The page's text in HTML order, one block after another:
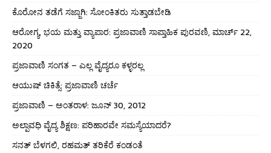
ಕೊರೋನ ತಡೆಗೆ ಸಜ್ಜಾಗಿ: ಸೋಂಕಿತರು ಸುತ್ತಾಡಬೇಡಿ
ಆರೋಗ್ಯ, ಭಯ ಮತ್ತು ವ್ಯಾಪಾರ: ಪ್ರಜಾವಾಣಿ ಸಾಪ್ತಾಹಿಕ ಪುರವಣಿ, ಮಾರ್ಚ್ 22,
2020
ಪ್ರಜಾವಾಣಿ ಸಂಗತ – ಎಲ್ಲ ವೈದ್ಯರೂ ಕಳ್ಳರಲ್ಲ
ಆಯುಷ್ ಚಿಕಿತ್ಸೆ: ಪ್ರಜಾವಾಣಿ ಚರ್ಚೆ
ಪ್ರಜಾವಾಣಿ – ಅಂತರಾಳ: ಜೂನ್ 30, 2012
ಅಲ್ಪಾವಧಿ ವೈದ್ಯ ಶಿಕ್ಷಣ: ಪರಿಹಾರವೇ ಸಮಸ್ಯೆಯಾದರೆ?
ಸನತ್ ಬೆಳಗಲಿ, ರಹಮತ್ ತರಿಕೆರೆ ಕಂಡಂತೆ